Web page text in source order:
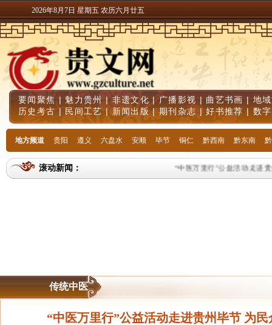
2026年8月7日 星期五 农历六月廿五
要闻聚焦| 魅力贵州|非遗文化 |广播影视 | 曲艺书画 | 地
历史考古 | 民间工艺 | 新闻出版|期刊杂志 |好书推荐 | 数
地方频道 贵阳 遵义 六盘水 安顺 毕节 铜仁 黔西南 黔东南
滚动新闻： “中医万里行”公益活动走进贵
传统中医
“中医万里行”公益活动走进贵州毕节 为